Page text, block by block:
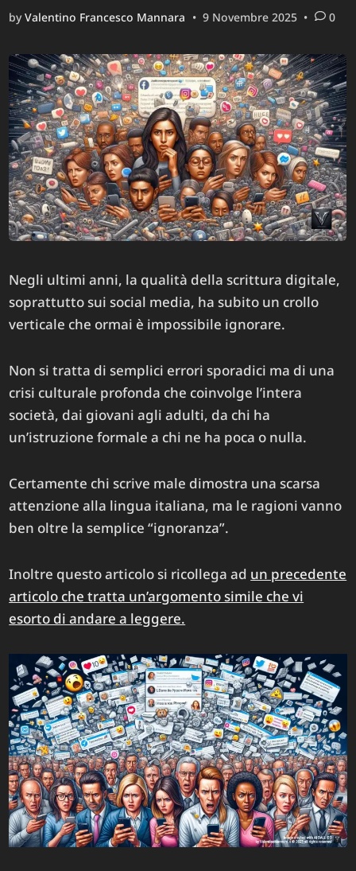
byValentino Francesco Mannara • 9 Novembre 2025 • 0
Negli ultimi anni, la qualità della scrittura digitale,
soprattutto sui social media, ha subito un crollo
verticale che ormai è impossibile ignorare.
Non si tratta di semplici errori sporadici ma di una
crisi culturale profonda che coinvolge l’intera
società, dai giovani agli adulti, da chi ha
un’istruzione formale a chi ne ha poca o nulla.
Certamente chi scrive male dimostra una scarsa
attenzione alla lingua italiana, ma le ragioni vanno
ben oltre la semplice “ignoranza”.
Inoltre questo articolo si ricollega ad un precedente
articolo che tratta un’argomento simile che vi
esorto di andare a leggere.